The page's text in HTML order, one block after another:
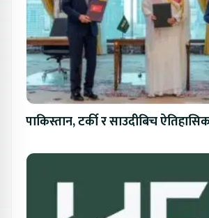
पाकिस्तान, टर्की र साउदीबिच